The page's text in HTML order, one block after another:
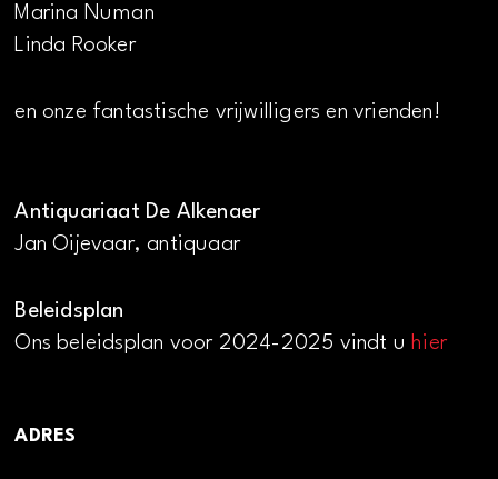
Marina Numan
Linda Rooker
en onze fantastische vrijwilligers en vrienden!
Antiquariaat De Alkenaer
Jan Oijevaar, antiquaar
Beleidsplan
Ons beleidsplan voor 2024-2025 vindt uhier
ADRES